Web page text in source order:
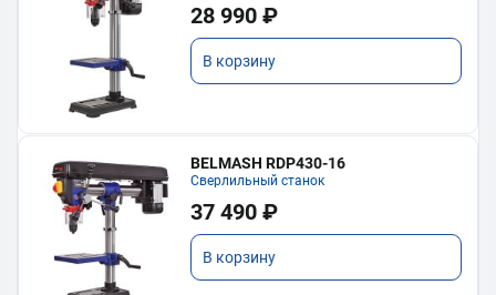
28 990 ₽
В корзину
BELMASH RDP430-16
Сверлильный станок
37 490 ₽
В корзину